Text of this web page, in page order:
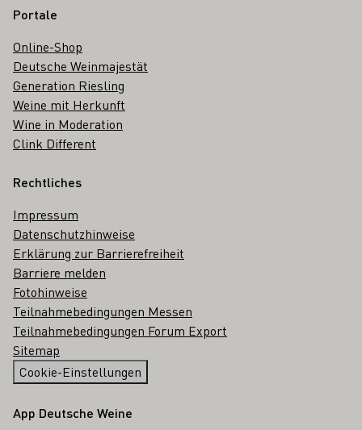
Portale
Online-Shop
Deutsche Weinmajestät
Generation Riesling
Weine mit Herkunft
Wine in Moderation
Clink Different
Rechtliches
Impressum
Datenschutzhinweise
Erklärung zur Barrierefreiheit
Barriere melden
Fotohinweise
Teilnahmebedingungen Messen
Teilnahmebedingungen Forum Export
Sitemap
Cookie-Einstellungen
App Deutsche Weine